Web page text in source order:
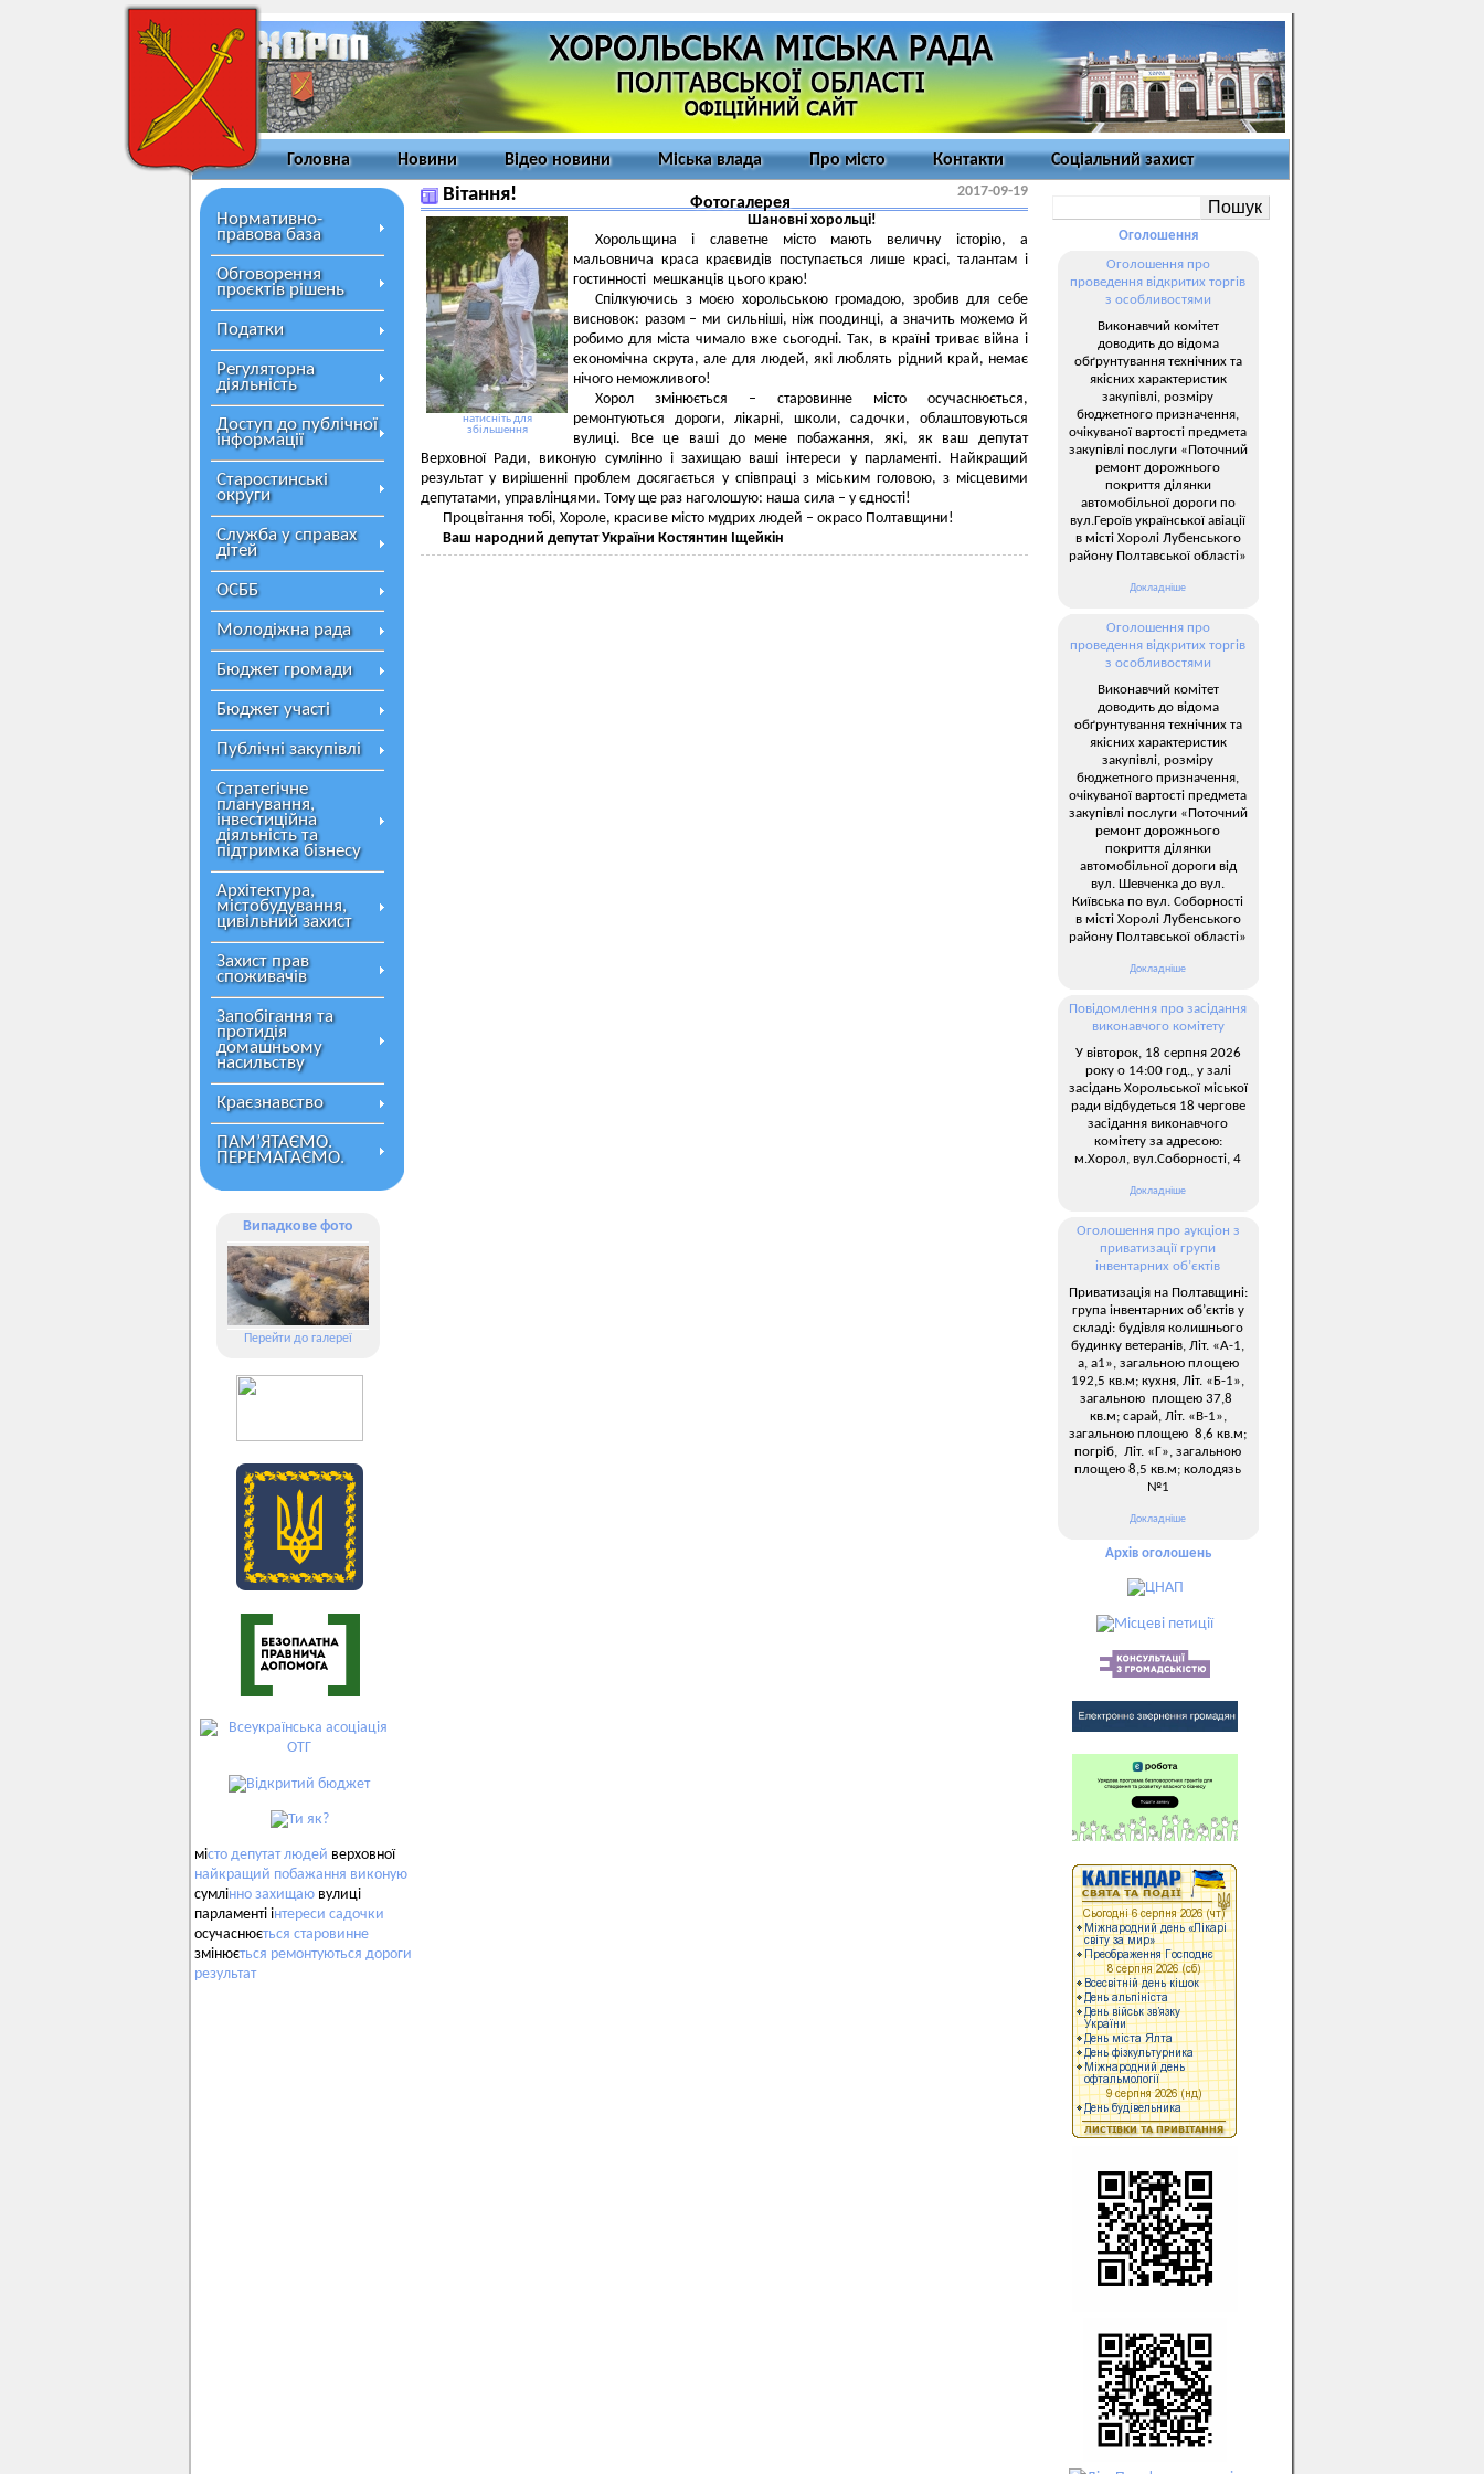
Головна Новини Відео новини Міська влада Про місто Контакти Соціальний захист
Фотогалерея
Нормативно-
правова база
Обговорення
проєктів рішень
Податки
Регуляторна
діяльність
Доступ до публічної
інформації
Старостинські
округи
Служба у справах
дітей
ОСББ
Молодіжна рада
Бюджет громади
Бюджет участі
Публічні закупівлі
Стратегічне
планування,
інвестиційна
діяльність та
підтримка бізнесу
Архітектура,
містобудування,
цивільний захист
Захист прав
споживачів
Запобігання та
протидія
домашньому
насильству
Краєзнавство
ПАМ’ЯТАЄМО.
ПЕРЕМАГАЄМО.
Випадкове фото
Перейти до галереї
місто депутат людей верховної
найкращий побажання виконую
сумлінно захищаю вулиці
парламенті інтереси садочки
осучаснюється старовинне
змінюється ремонтуються дороги
результат
Вітання! 2017-09-19
натисніть для
збільшення
Шановні хорольці!
Хорольщина і славетне місто мають величну історію, а
мальовнича краса краєвидів поступається лише красі, талантам і
гостинності мешканців цього краю!
Спілкуючись з моєю хорольською громадою, зробив для себе
висновок: разом – ми сильніші, ніж поодинці, а значить можемо й
робимо для міста чимало вже сьогодні. Так, в країні триває війна і
економічна скрута, але для людей, які люблять рідний край, немає
нічого неможливого!
Хорол змінюється – старовинне місто осучаснюється,
ремонтуються дороги, лікарні, школи, садочки, облаштовуються
вулиці. Все це ваші до мене побажання, які, як ваш депутат
Верховної Ради, виконую сумлінно і захищаю ваші інтереси у парламенті. Найкращий
результат у вирішенні проблем досягається у співпраці з міським головою, з місцевими
депутатами, управлінцями. Тому ще раз наголошую: наша сила – у єдності!
Процвітання тобі, Хороле, красиве місто мудрих людей – окрасо Полтавщини!
Ваш народний депутат України Костянтин Іщейкін
Оголошення
Оголошення про
проведення відкритих торгів
з особливостями
Виконавчий комітет
доводить до відома
обґрунтування технічних та
якісних характеристик
закупівлі, розміру
бюджетного призначення,
очікуваної вартості предмета
закупівлі послуги «Поточний
ремонт дорожнього
покриття ділянки
автомобільної дороги по
вул.Героїв української авіації
в місті Хоролі Лубенського
району Полтавської області»
Докладніше
Оголошення про
проведення відкритих торгів
з особливостями
Виконавчий комітет
доводить до відома
обґрунтування технічних та
якісних характеристик
закупівлі, розміру
бюджетного призначення,
очікуваної вартості предмета
закупівлі послуги «Поточний
ремонт дорожнього
покриття ділянки
автомобільної дороги від
вул. Шевченка до вул.
Київська по вул. Соборності
в місті Хоролі Лубенського
району Полтавської області»
Докладніше
Повідомлення про засідання
виконавчого комітету
У вівторок, 18 серпня 2026
року о 14:00 год., у залі
засідань Хорольської міської
ради відбудеться 18 чергове
засідання виконавчого
комітету за адресою:
м.Хорол, вул.Соборності, 4
Докладніше
Оголошення про аукціон з
приватизації групи
інвентарних об’єктів
Приватизація на Полтавщині:
група інвентарних об’єктів у
складі: будівля колишнього
будинку ветеранів, Літ. «А-1,
а, а1», загальною площею
192,5 кв.м; кухня, Літ. «Б-1»,
загальною площею 37,8
кв.м; сарай, Літ. «В-1»,
загальною площею 8,6 кв.м;
погріб, Літ. «Г», загальною
площею 8,5 кв.м; колодязь
№1
Докладніше
Архів оголошень